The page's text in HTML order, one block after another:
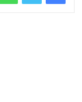
احترام القواعد
وفي انتظار رد
درسًا صارخًا في
التي يجب أن تبني
وتعاون تتجاوز كل